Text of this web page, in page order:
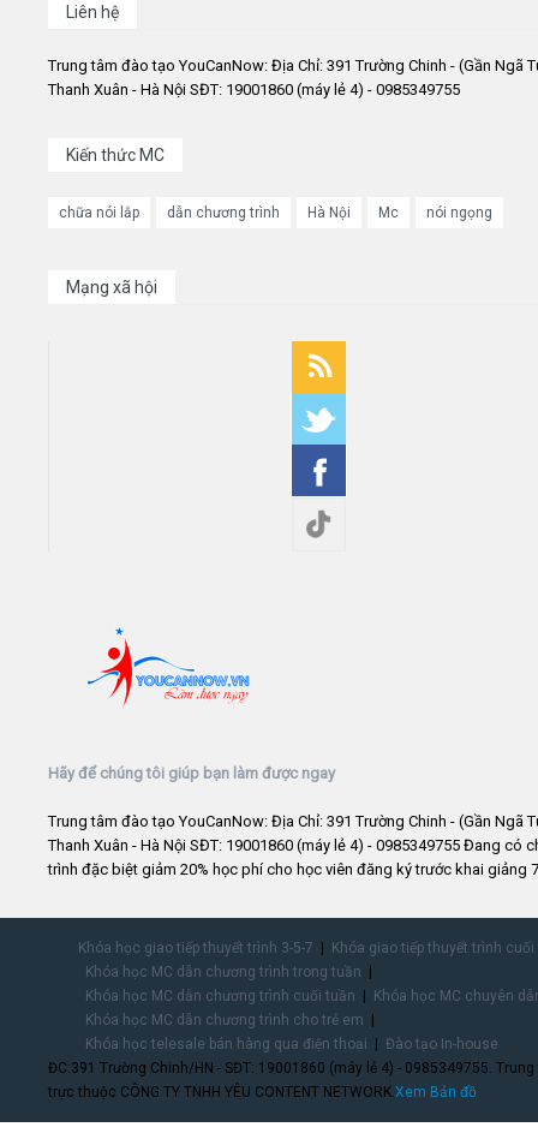
Liên hệ
Trung tâm đào tạo YouCanNow: Địa Chỉ: 391 Trường Chinh - (Gần Ngã
Thanh Xuân - Hà Nội SĐT: 19001860 (máy lẻ 4) - 0985349755
Kiến thức MC
chữa nói lắp dẫn chương trình Hà Nội Mc nói ngọng
Mạng xã hội
Hãy để chúng tôi giúp bạn làm được ngay
Trung tâm đào tạo YouCanNow: Địa Chỉ: 391 Trường Chinh - (Gần Ngã
Thanh Xuân - Hà Nội SĐT: 19001860 (máy lẻ 4) - 0985349755 Đang có
trình đặc biệt giảm 20% học phí cho học viên đăng ký trước khai giảng
Khóa học giao tiếp thuyết trình 3-5-7
Khóa giao tiếp thuyết trình
Khóa học MC dẫn chương trình trong tuần
Khóa học MC dẫn chương trình cuối tuần
Khóa học MC chuyên
Khóa học MC dẫn chương trình cho trẻ em
Khóa học telesale bán hàng qua điện thoại
Đào tạo In-house
ĐC:391 Trường Chinh/HN - SĐT: 19001860 (máy lẻ 4) - 0985349755.
trực thuộc CÔNG TY TNHH YÊU CONTENT NETWORK.Xem Bản đồ